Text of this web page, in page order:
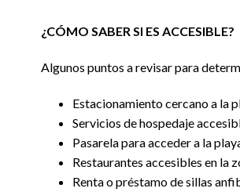
¿CÓMO SABER SI ES ACCESIBLE?
Algunos puntos a revisar para
Estacionamiento cercano a la
Servicios de hospedaje
Pasarela para acceder a la
Restaurantes accesibles en la
Renta o préstamo de sillas